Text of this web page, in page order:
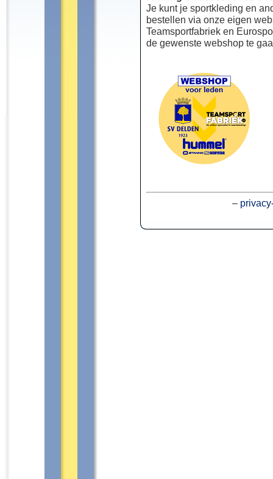
Je kunt je sportkleding en
bestellen via onze eigen
Teamsportfabriek en
de gewenste webshop te
–